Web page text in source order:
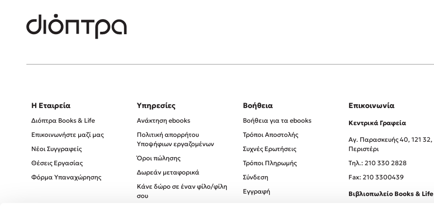
Η Εταιρεία
Διόπτρα Books & Life
Επικοινωνήστε μαζί μας
Νέοι Συγγραφείς
Θέσεις Εργασίας
Φόρμα Υπαναχώρησης
Υπηρεσίες
Ανάκτηση ebooks
Πολιτική απορρήτου
Υποψήφιων εργαζομένων
Όροι πώλησης
Δωρεάν μεταφορικά
Κάνε δώρο σε έναν φίλο/φίλη
σου
Βοήθεια
Βοήθεια για τα ebooks
Τρόποι Αποστολής
Συχνές Ερωτήσεις
Τρόποι Πληρωμής
Σύνδεση
Εγγραφή
Επικοινωνία
Κεντρικά Γραφεία
Αγ. Παρασκευής 40, 121 32,
Περιστέρι
Tηλ.: 210 330 2828
Fax: 210 3300439
Βιβλιοπωλείο Books & Life